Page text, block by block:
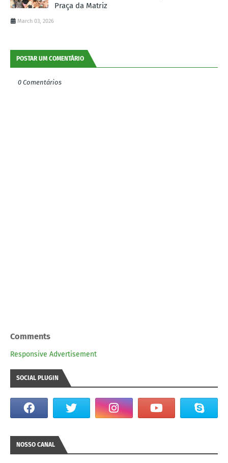
Praça da Matriz
March 03, 2026
POSTAR UM COMENTÁRIO
0 Comentários
Comments
Responsive Advertisement
SOCIAL PLUGIN
NOSSO CANAL